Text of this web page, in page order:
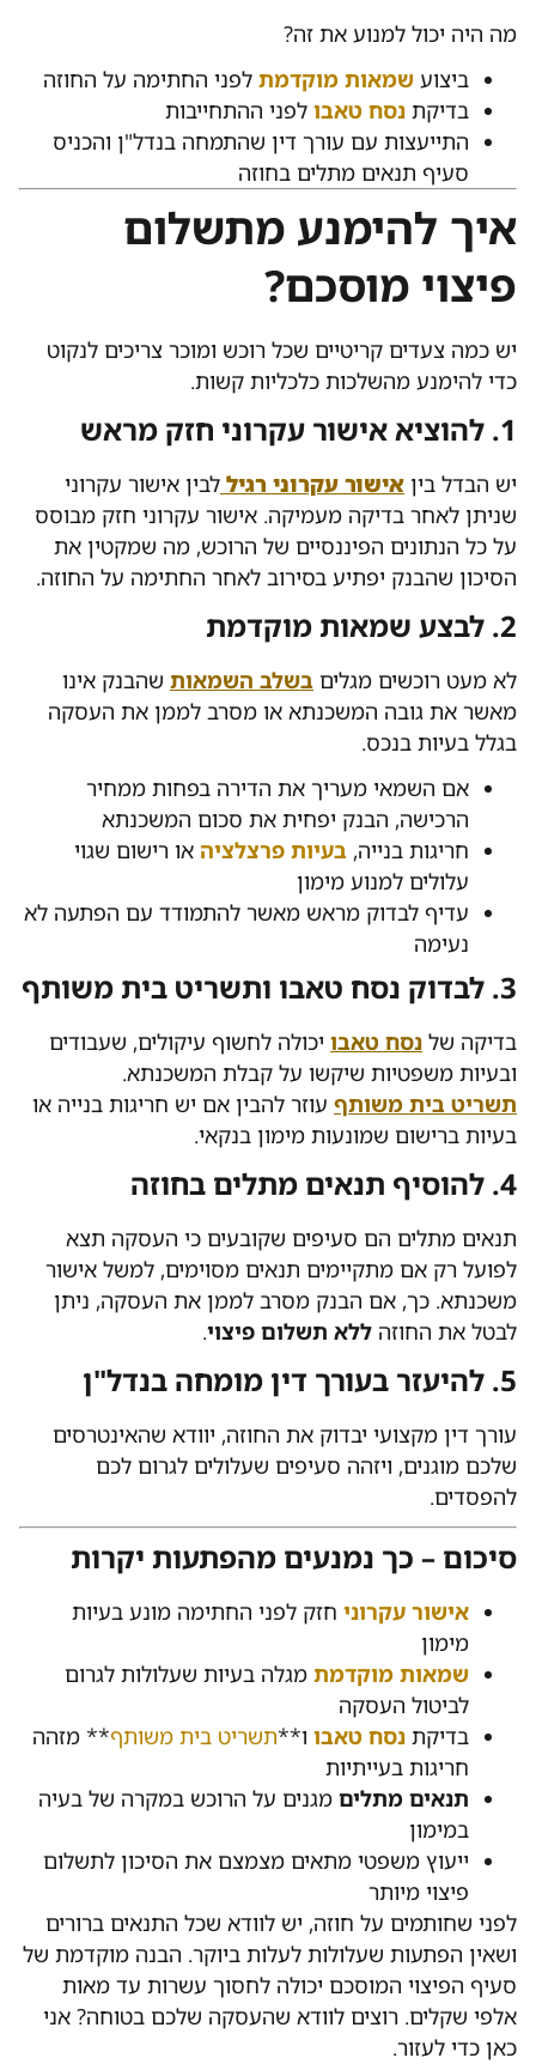
מה היה יכול למנוע את זה?
ביצוע שמאות מוקדמת לפני החתימה על החוזה
בדיקת נסח טאבו לפני ההתחייבות
התייעצות עם עורך דין שהתמחה בנדל"ן והכניס
סעיף תנאים מתלים בחוזה
איך להימנע מתשלום
פיצוי מוסכם?
יש כמה צעדים קריטיים שכל רוכש ומוכר צריכים לנקוט
כדי להימנע מהשלכות כלכליות קשות.
1. להוציא אישור עקרוני חזק מראש
יש הבדל בין אישור עקרוני רגיל לבין אישור עקרוני
שניתן לאחר בדיקה מעמיקה. אישור עקרוני חזק מבוסס
על כל הנתונים הפיננסיים של הרוכש, מה שמקטין את
הסיכון שהבנק יפתיע בסירוב לאחר החתימה על החוזה.
2. לבצע שמאות מוקדמת
לא מעט רוכשים מגלים בשלב השמאות שהבנק אינו
מאשר את גובה המשכנתא או מסרב לממן את העסקה
בגלל בעיות בנכס.
אם השמאי מעריך את הדירה בפחות ממחיר
הרכישה, הבנק יפחית את סכום המשכנתא
חריגות בנייה, בעיות פרצלציה או רישום שגוי
עלולים למנוע מימון
עדיף לבדוק מראש מאשר להתמודד עם הפתעה לא
נעימה
3. לבדוק נסח טאבו ותשריט בית משותף
בדיקה של נסח טאבו יכולה לחשוף עיקולים, שעבודים
ובעיות משפטיות שיקשו על קבלת המשכנתא.
תשריט בית משותף עוזר להבין אם יש חריגות בנייה או
בעיות ברישום שמונעות מימון בנקאי.
4. להוסיף תנאים מתלים בחוזה
תנאים מתלים הם סעיפים שקובעים כי העסקה תצא
לפועל רק אם מתקיימים תנאים מסוימים, למשל אישור
משכנתא. כך, אם הבנק מסרב לממן את העסקה, ניתן
לבטל את החוזה ללא תשלום פיצוי.
5. להיעזר בעורך דין מומחה בנדל"ן
עורך דין מקצועי יבדוק את החוזה, יוודא שהאינטרסים
שלכם מוגנים, ויזהה סעיפים שעלולים לגרום לכם
להפסדים.
סיכום – כך נמנעים מהפתעות יקרות
אישור עקרוני חזק לפני החתימה מונע בעיות
מימון
שמאות מוקדמת מגלה בעיות שעלולות לגרום
לביטול העסקה
בדיקת נסח טאבו ו**תשריט בית משותף** מזהה
חריגות בעייתיות
תנאים מתלים מגנים על הרוכש במקרה של בעיה
במימון
ייעוץ משפטי מתאים מצמצם את הסיכון לתשלום
פיצוי מיותר
לפני שחותמים על חוזה, יש לוודא שכל התנאים ברורים
ושאין הפתעות שעלולות לעלות ביוקר. הבנה מוקדמת של
סעיף הפיצוי המוסכם יכולה לחסוך עשרות עד מאות
אלפי שקלים. רוצים לוודא שהעסקה שלכם בטוחה? אני
כאן כדי לעזור.